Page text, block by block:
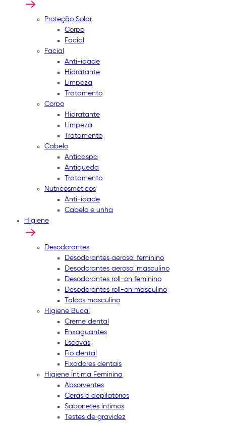
Proteção Solar
Corpo
Facial
Facial
Anti-idade
Hidratante
Limpeza
Tratamento
Corpo
Hidratante
Limpeza
Tratamento
Cabelo
Anticaspa
Antiqueda
Tratamento
Nutricosméticos
Anti-idade
Cabelo e unha
Higiene
Desodorantes
Desodorantes aerosol feminino
Desodorantes aerosol masculino
Desodorantes roll-on feminino
Desodorantes roll-on masculino
Talcos masculino
Higiene Bucal
Creme dental
Enxaguantes
Escovas
Fio dental
Fixadores dentais
Higiene Íntima Feminina
Absorventes
Ceras e depilatórios
Sabonetes íntimos
Testes de gravidez